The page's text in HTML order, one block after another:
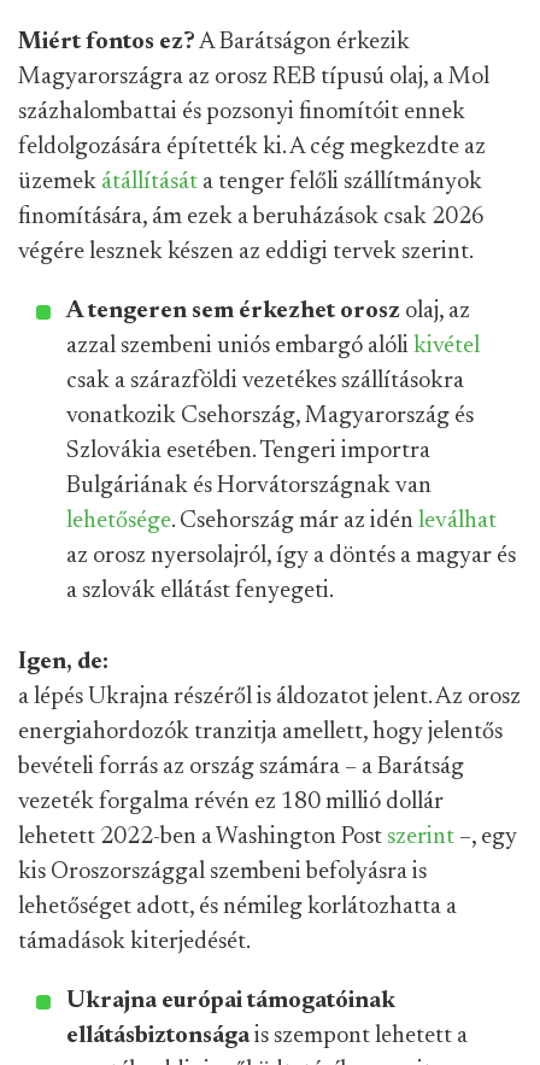
Miért fontos ez? A Barátságon érkezik
Magyarországra az orosz REB típusú olaj, a Mol
százhalombattai és pozsonyi finomítóit ennek
feldolgozására építették ki. A cég megkezdte az
üzemek átállítását a tenger felőli szállítmányok
finomítására, ám ezek a beruházások csak 2026
végére lesznek készen az eddigi tervek szerint.
A tengeren sem érkezhet orosz olaj, az
azzal szembeni uniós embargó alóli kivétel
csak a szárazföldi vezetékes szállításokra
vonatkozik Csehország, Magyarország és
Szlovákia esetében. Tengeri importra
Bulgáriának és Horvátországnak van
lehetősége. Csehország már az idén leválhat
az orosz nyersolajról, így a döntés a magyar és
a szlovák ellátást fenyegeti.
Igen, de:
a lépés Ukrajna részéről is áldozatot jelent. Az orosz
energiahordozók tranzitja amellett, hogy jelentős
bevételi forrás az ország számára – a Barátság
vezeték forgalma révén ez 180 millió dollár
lehetett 2022-ben a Washington Post szerint –, egy
kis Oroszországgal szembeni befolyásra is
lehetőséget adott, és némileg korlátozhatta a
támadások kiterjedését.
Ukrajna európai támogatóinak
ellátásbiztonságais szempont lehetett a